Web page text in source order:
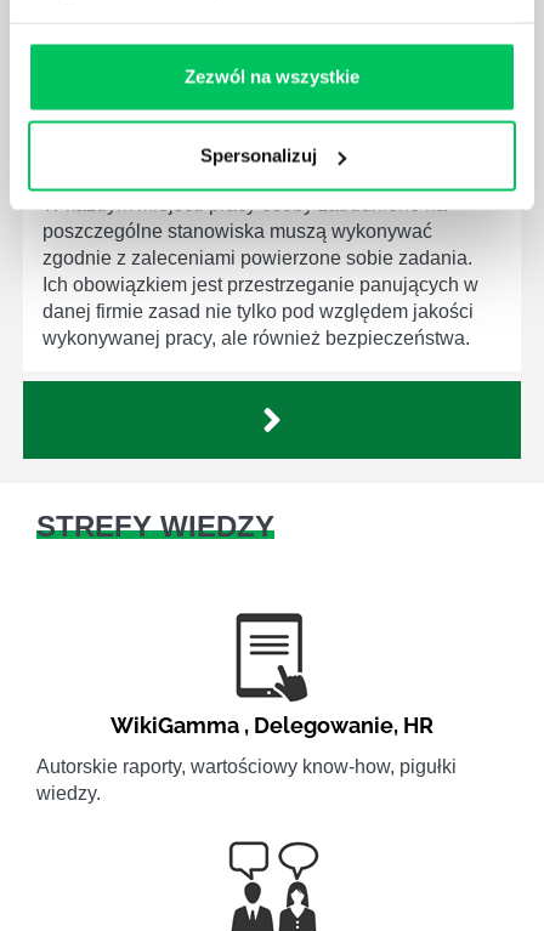
Zezwól na wszystkie
Spersonalizuj
LABORATORIUM?
poszczególne stanowiska muszą wykonywać
zgodnie z zaleceniami powierzone sobie zadania.
Ich obowiązkiem jest przestrzeganie panujących w
danej firmie zasad nie tylko pod względem jakości
wykonywanej pracy, ale również bezpieczeństwa.
STREFY WIEDZY
WikiGamma , Delegowanie, HR
Autorskie raporty, wartościowy know-how, pigułki
wiedzy.